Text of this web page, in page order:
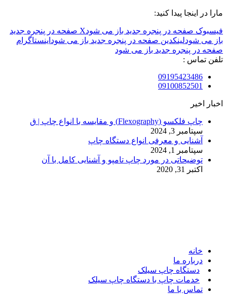
مارا در اینجا پیدا کنید:
فیسبوک صفحه در پنجره جدید باز می شود
X صفحه در پنجره جدید
باز می شودلینکدین صفحه در پنجره جدید باز می شود اینستاگرام
صفحه در پنجره جدید باز می شود
تلفن تماس :
09195423486
09100852501
اخبار اخیر
چاپ فلکسو (Flexography) و مقایسه با انواع چاپ | ق
سپتامبر 3, 2024
آشنایی و معرفی انواع دستگاه چاپ
سپتامبر 1, 2024
توضیحاتی در مورد چاپ تامپو و آشنایی کامل با آن
اکتبر 31, 2020
خانه
درباره ما
دستگاه چاپ سیلک
خدمات چاپ با دستگاه چاپ سیلک
تماس با ما